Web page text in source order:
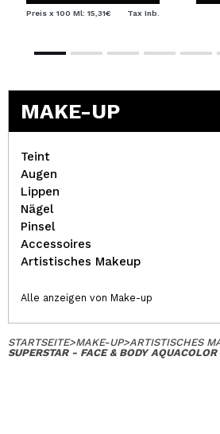
Preis x 100 Ml: 15,31€ Tax Inb.
MAKE-UP
Teint
Augen
Lippen
Nägel
Pinsel
Accessoires
Artistisches Makeup
Alle anzeigen von Make-up
STARTSEITE>MAKE-UP>ARTISTISCHES
SUPERSTAR - FACE & BODY